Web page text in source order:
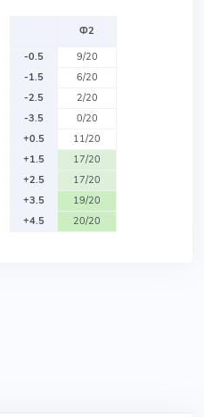
Ф2
-0.5
9/20
-1.5
6/20
-2.5
2/20
-3.5
0/20
+0.5
11/20
+1.5
17/20
+2.5
17/20
+3.5
19/20
+4.5
20/20